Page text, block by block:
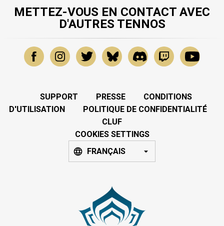
METTEZ-VOUS EN CONTACT AVEC
D'AUTRES TENNOS
SUPPORT PRESSE
CONDITIONS
D'UTILISATION
POLITIQUE DE CONFIDENTIALITÉ
CLUF
COOKIES SETTINGS
FRANÇAIS